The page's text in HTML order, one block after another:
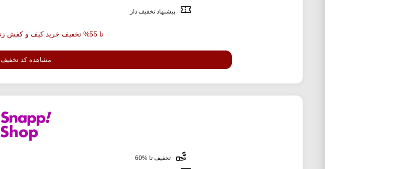
پیشنهاد تخفیف دار
تا 55% تخفیف خرید کیف و کفش زنانه از اسنپ شاپ
مشاهده کد تخفیف
تخفیف تا %60